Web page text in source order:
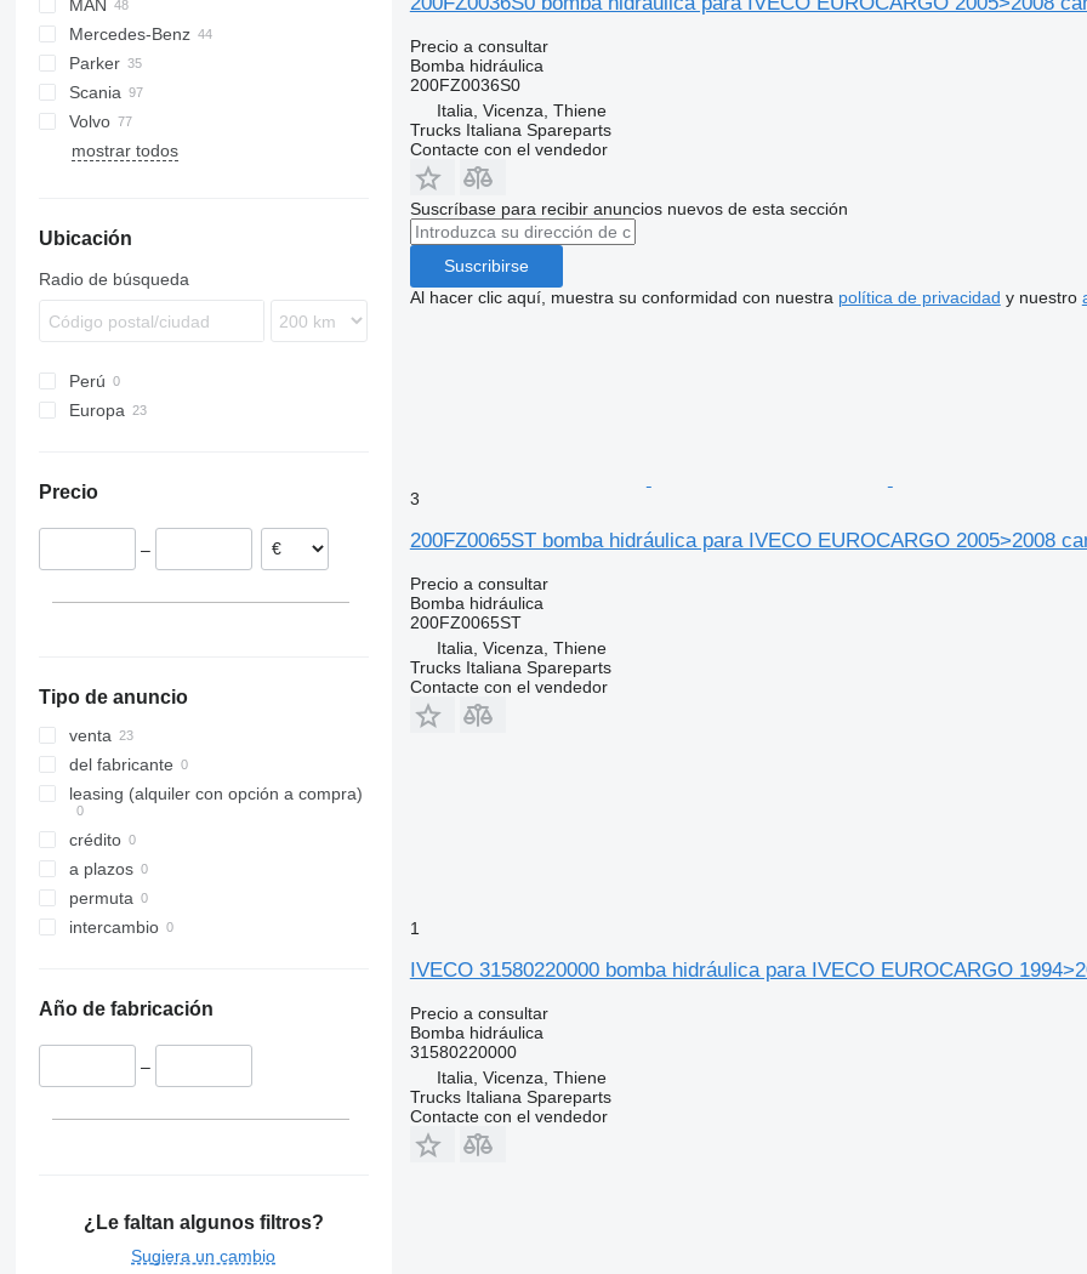
EuroCargo
Eurotech
Eurotrakker
Stralis
Trakker
NPR
NQR
PC
WA
KMK
LTM
R-series
MAN
F90
LE
TGA
TGL
TGM
Mercedes-Benz
A-Class
Actros
Antos
Arocs
Econic
Canter
Atleon
Parker
Magnum
Manager
Midliner
Scania
K-series
R-series
Volvo
A-series
FL
FMX
L-series
mostrar todos
Ubicación
Radio de búsqueda
Perú
Europa
Lituania
Precio
–
Tipo de anuncio
venta
del fabricante
leasing (alquiler con opción a compra)
crédito
a plazos
permuta
intercambio
Año de fabricación
–
¿Le faltan algunos filtros?
Sugiera un cambio
Precio a consultar
Bomba hidráulica
200FZ0036S0
Italia, Vicenza, Thiene
Trucks Italiana Spareparts
Contacte con el vendedor
Suscríbase para recibir anuncios nuevos de esta sección
Suscribirse
Al hacer clic aquí, muestra su conformidad con nuestra política de privacidad y nuestro
3
200FZ0065ST bomba hidráulica para IVECO EUROCARGO 2005>2008
Precio a consultar
Bomba hidráulica
200FZ0065ST
Italia, Vicenza, Thiene
Trucks Italiana Spareparts
Contacte con el vendedor
1
IVECO 31580220000 bomba hidráulica para IVECO EUROCARGO
Precio a consultar
Bomba hidráulica
31580220000
Italia, Vicenza, Thiene
Trucks Italiana Spareparts
Contacte con el vendedor